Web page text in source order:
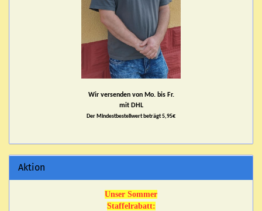
Wir versenden von Mo. bis Fr.
mit DHL
Der Mindestbestellwert beträgt 5,95€
Aktion
Unser Sommer
Staffelrabatt: